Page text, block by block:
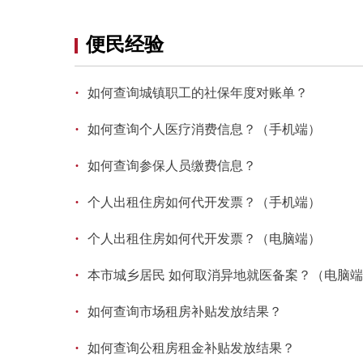
便民经验
· 如何查询城镇职工的社保年度对账单？
· 如何查询个人医疗消费信息？（手机端）
· 如何查询参保人员缴费信息？
· 个人出租住房如何代开发票？（手机端）
· 个人出租住房如何代开发票？（电脑端）
· 本市城乡居民 如何取消异地就医备案？（电脑
· 如何查询市场租房补贴发放结果？
· 如何查询公租房租金补贴发放结果？